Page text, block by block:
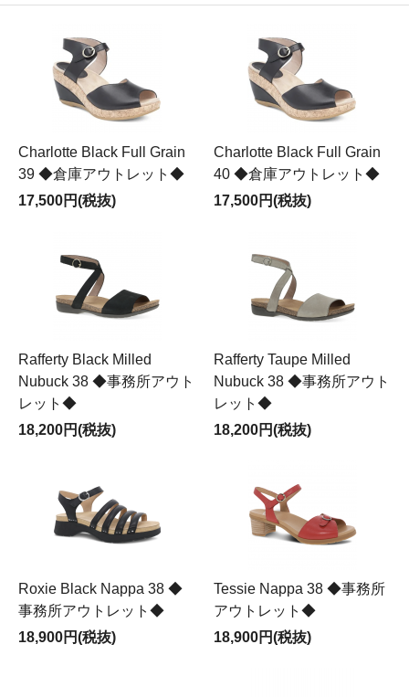
Charlotte Black Full Grain
39 ◆倉庫アウトレット◆
17,500円(税抜)
Charlotte Black Full Grain
40 ◆倉庫アウトレット◆
17,500円(税抜)
Rafferty Black Milled
Nubuck 38 ◆事務所アウト
レット◆
18,200円(税抜)
Rafferty Taupe Milled
Nubuck 38 ◆事務所アウト
レット◆
18,200円(税抜)
Roxie Black Nappa 38 ◆
事務所アウトレット◆
18,900円(税抜)
Tessie Nappa 38 ◆事務所
アウトレット◆
18,900円(税抜)